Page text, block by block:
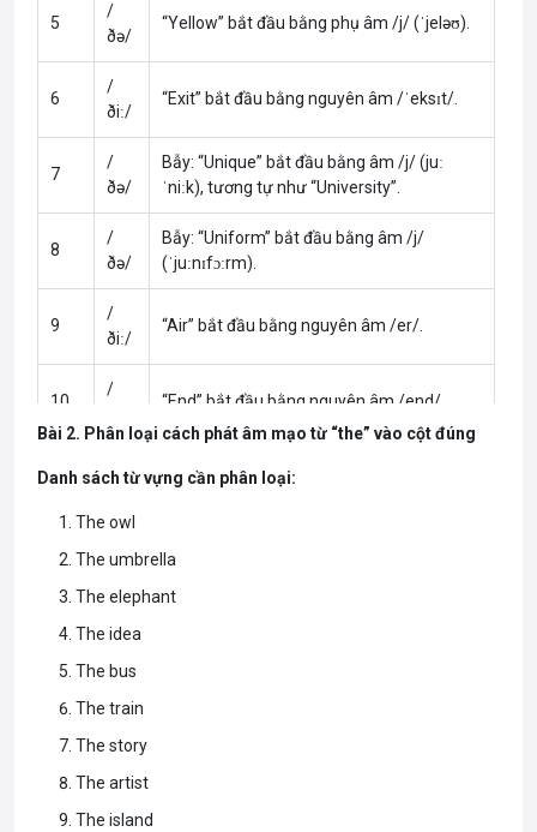
5
/
ðə/
“Yellow” bắt đầu bằng phụ âm /j/ (ˈjeləʊ).
6
/
ðiː/
“Exit” bắt đầu bằng nguyên âm /ˈeksɪt/.
7
/
ðə/
Bẫy: “Unique” bắt đầu bằng âm /j/ (juː
ˈniːk), tương tự như “University”.
8
/
ðə/
Bẫy: “Uniform” bắt đầu bằng âm /j/
(ˈjuːnɪfɔːrm).
9
/
ðiː/
“Air” bắt đầu bằng nguyên âm /er/.
10
/
“End” bắt đầu bằng nguyên âm /end/.
Bài 2. Phân loại cách phát âm mạo từ “the” vào cột đúng
Danh sách từ vựng cần phân loại:
The owl
The umbrella
The elephant
The idea
The bus
The train
The story
The artist
The island